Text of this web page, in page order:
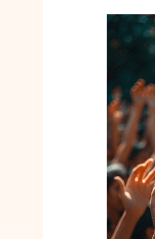
Misleiding
Greenpeace
Treinreizen
niet
duurder
dan
vliegen